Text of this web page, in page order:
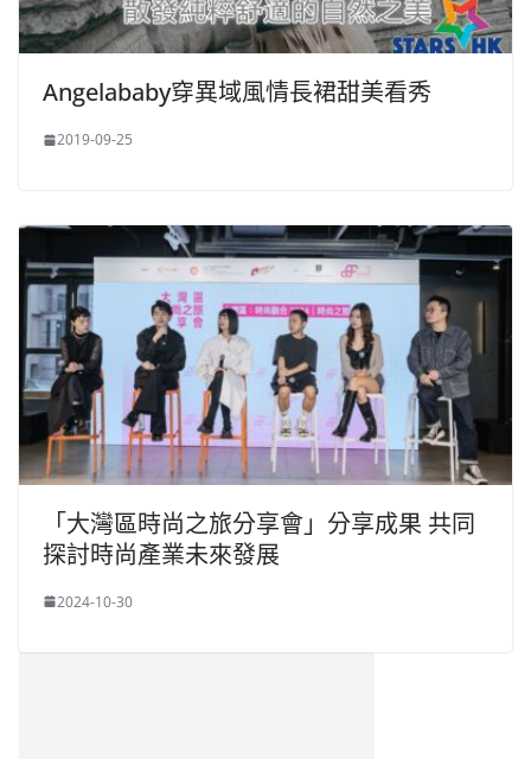
Angelababy穿異域風情長裙甜美看秀
2019-09-25
「大灣區時尚之旅分享會」分享成果 共同
探討時尚產業未來發展
2024-10-30